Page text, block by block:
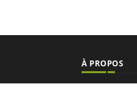
À PROPOS